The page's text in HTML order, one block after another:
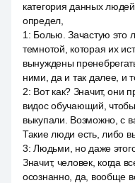
категория данных
определ,
1 : Болью. Зачастую это
темнотой, которая их
вынуждены
ними, да и так далее, и
2: Вот как? Значит, они
видос обучающий,
выкупали. Возможно, с
Такие люди есть, либо
3:Людьми, но даже
Значит, человек, когда
осознанно, да, вообще